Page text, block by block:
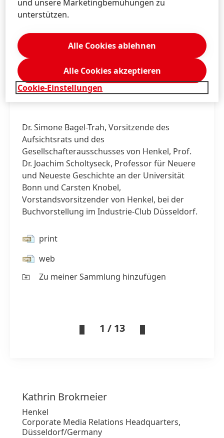
Dr. Simone Bagel-Trah, Vorsitzende des
Aufsichtsrats und des
Gesellschafterausschusses von Henkel, Prof.
Dr. Joachim Scholtyseck, Professor für Neuere
und Neueste Geschichte an der Universität
Bonn und Carsten Knobel,
Vorstandsvorsitzender von Henkel, bei der
Buchvorstellung im Industrie-Club Düsseldorf.
print
web
Zu meiner Sammlung hinzufügen
1 / 13
Kathrin Brokmeier
Henkel
Corporate Media Relations Headquarters,
Düsseldorf/Germany
und unsere Marketingbemühungen zu
unterstützen.
Cookie-Einstellungen
Alle Cookies ablehnen
Alle Cookies akzeptieren